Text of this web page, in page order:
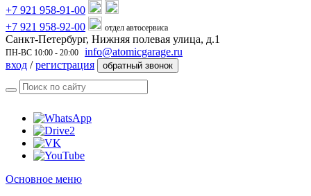
+7 921 958-91-00
+7 921 958-92-00
отдел автосервиса
Санкт-Петербург, Нижняя полевая улица, д.1
ПН-ВС 10:00 - 20:00
info@atomicgarage.ru
вход /регистрация обратный звонок
Основное меню